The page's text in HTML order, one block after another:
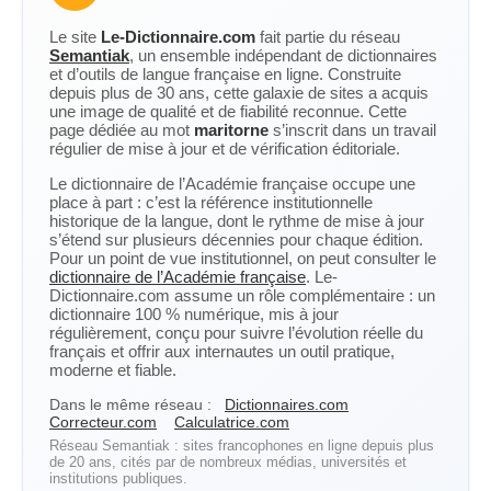
Le site Le-Dictionnaire.com fait partie du réseau
Semantiak, un ensemble indépendant de dictionnaires
et d’outils de langue française en ligne. Construite
depuis plus de 30 ans, cette galaxie de sites a acquis
une image de qualité et de fiabilité reconnue. Cette
page dédiée au mot maritorne s’inscrit dans un travail
régulier de mise à jour et de vérification éditoriale.
Le dictionnaire de l’Académie française occupe une
place à part : c’est la référence institutionnelle
historique de la langue, dont le rythme de mise à jour
s’étend sur plusieurs décennies pour chaque édition.
Pour un point de vue institutionnel, on peut consulter le
dictionnaire de l’Académie française. Le-
Dictionnaire.com assume un rôle complémentaire : un
dictionnaire 100 % numérique, mis à jour
régulièrement, conçu pour suivre l’évolution réelle du
français et offrir aux internautes un outil pratique,
moderne et fiable.
Dans le même réseau :
Dictionnaires.com
Correcteur.com
Calculatrice.com
Réseau Semantiak : sites francophones en ligne depuis plus
de 20 ans, cités par de nombreux médias, universités et
institutions publiques.